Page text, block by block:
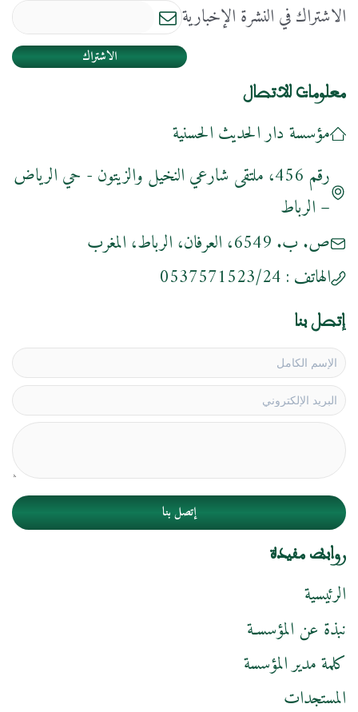
الاشتراك في النشرة الإخبارية
الاشتراك
معلومات للاتصال
مؤسسة دار الحديث الحسنية
رقم 456، ملتقى شارعي النخيل والزيتون - حي الرياض
– الرباط
ص. ب. 6549، العرفان، الرباط، المغرب
الهاتف : 0537571523/24
إتصل بنا
إتصل بنا
روابط مفيدة
الرئيسية
نبذة عن المؤسسـة
كلمة مدير المؤسسة
المستجدات